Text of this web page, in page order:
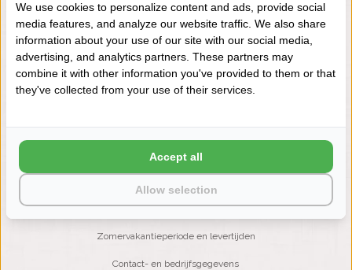
NIEUWSBRIEF
Wilt u op de hoogte blijven?
Word lid van onze mailinglijst:
KLANTENSERVICE
Zomervakantieperiode en levertijden
Contact- en bedrijfsgegevens
We use cookies to personalize content and ads, provide social
media features, and analyze our website traffic. We also share
information about your use of our site with our social media,
advertising, and analytics partners. These partners may
combine it with other information you've provided to them or that
they've collected from your use of their services.
Allow selection
Accept all